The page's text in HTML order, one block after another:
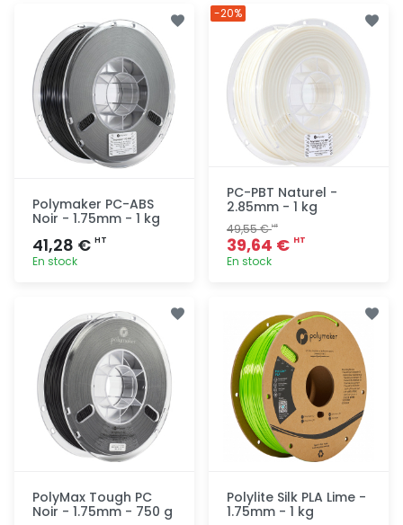
rapide
rapide
Polymaker PC-ABS
Noir - 1.75mm - 1 kg
41,28 € HT
En stock
rapide
PC-PBT Naturel -
2.85mm - 1 kg
49,55 €HT
39,64 € HT
En stock
rapide
-20%
PolyMax Tough PC
Noir - 1.75mm - 750 g
Polylite Silk PLA Lime -
1.75mm - 1 kg